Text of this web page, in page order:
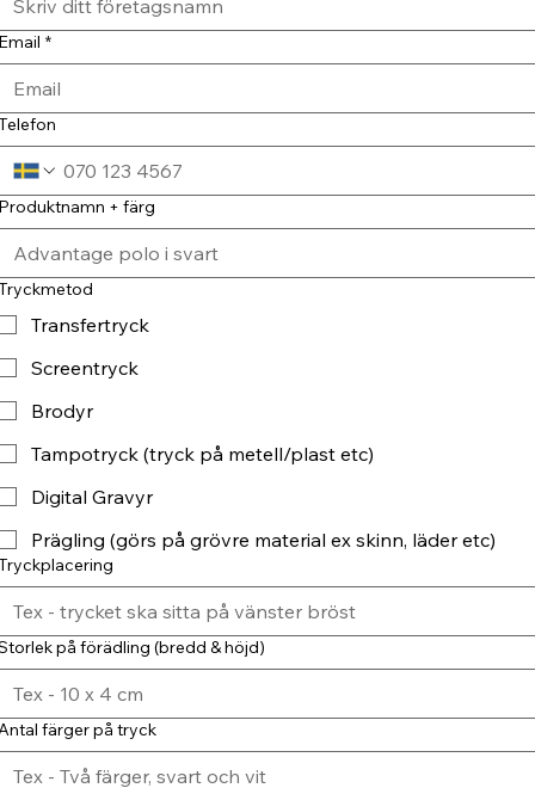
*
+ färg
Transfertryck
Screentryck
Brodyr
Tampotryck (tryck på metell/plast etc)
Digital Gravyr
Prägling (görs på grövre material ex skinn, läder etc)
på förädling (bredd & höjd)
färger på tryck